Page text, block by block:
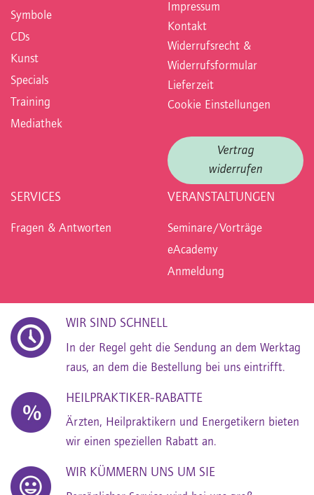
Symbole
CDs
Kunst
Specials
Training
Mediathek
Impressum
Kontakt
Widerrufsrecht &
Widerrufsformular
Lieferzeit
Cookie Einstellungen
Vertrag
widerrufen
SERVICES
Fragen & Antworten
VERANSTALTUNGEN
Seminare/Vorträge
eAcademy
Anmeldung
WIR SIND SCHNELL
In der Regel geht die Sendung an dem Werktag
raus, an dem die Bestellung bei uns eintrifft.
HEILPRAKTIKER-RABATTE
Ärzten, Heilpraktikern und Energetikern bieten
wir einen speziellen Rabatt an.
WIR KÜMMERN UNS UM SIE